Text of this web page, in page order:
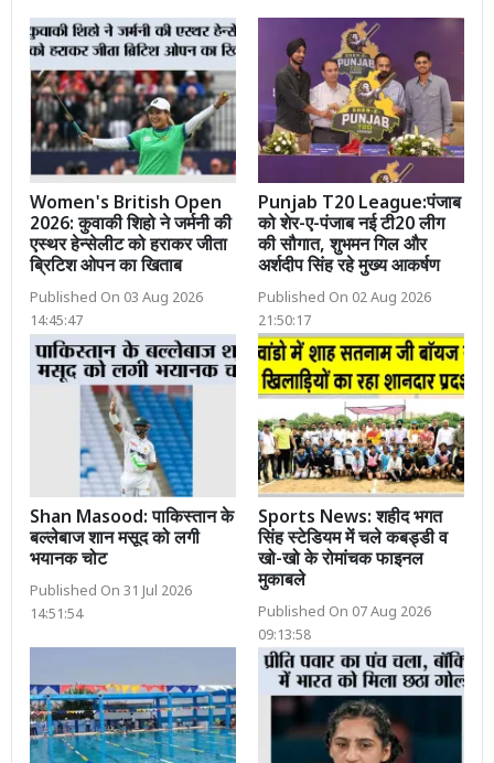
Women's British Open
2026: कुवाकी शिहो ने जर्मनी की
एस्थर हेन्सेलीट को हराकर जीता
ब्रिटिश ओपन का खिताब
Published On 03 Aug 2026
14:45:47
Punjab T20 League:पंजाब
को शेर-ए-पंजाब नई टी20 लीग
की सौगात, शुभमन गिल और
अर्शदीप सिंह रहे मुख्य आकर्षण
Published On 02 Aug 2026
21:50:17
Shan Masood: पाकिस्तान के
बल्लेबाज शान मसूद को लगी
भयानक चोट
Published On 31 Jul 2026
14:51:54
Sports News: शहीद भगत
सिंह स्टेडियम में चले कबड्डी व
खो-खो के रोमांचक फाइनल
मुकाबले
Published On 07 Aug 2026
09:13:58